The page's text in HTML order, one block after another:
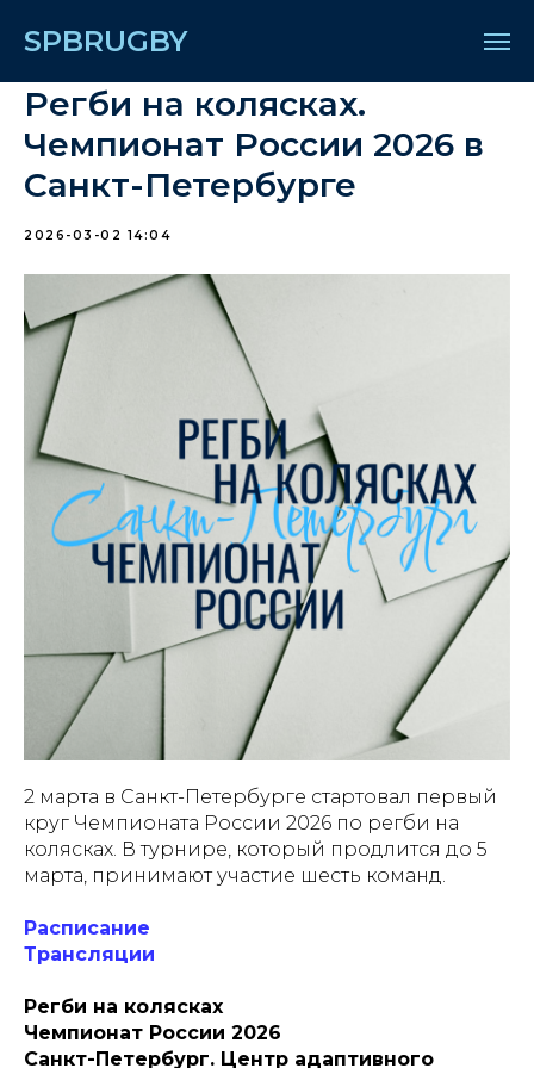
SPBRUGBY
Регби на колясках.
Чемпионат России 2026 в
Санкт-Петербурге
2026-03-02 14:04
2 марта в Санкт-Петербурге стартовал первый
круг Чемпионата России 2026 по регби на
колясках. В турнире, который продлится до 5
марта, принимают участие шесть команд.
Расписание
Трансляции
Регби на колясках
Чемпионат России 2026
Санкт-Петербург. Центр адаптивного